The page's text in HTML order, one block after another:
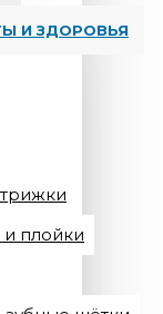
И ЗДОРОВЬЯ
плойки